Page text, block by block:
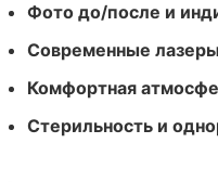
Фото до/после и
Современные
Комфортная
Стерильность и